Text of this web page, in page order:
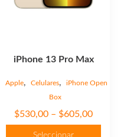
iPhone 13 Pro Max
Apple, Celulares,
iPhone Open
Box
$530,00 – $605,00Price
Seleccionar
elegir